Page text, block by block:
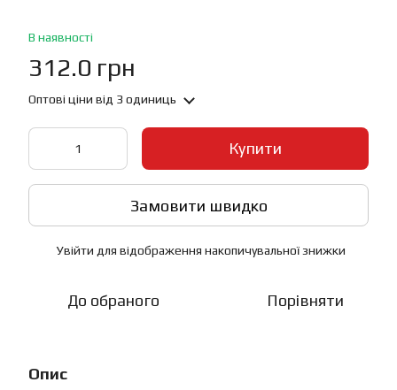
В наявності
312.0 грн
Оптові ціни від 3 одиниць
Купити
Замовити швидко
Увійти для відображення накопичувальної знижки
До обраного Порівняти
Опис